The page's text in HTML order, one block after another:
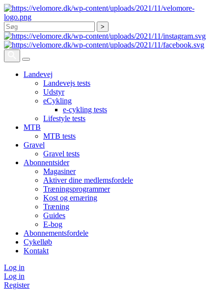
Søg
Landevej
Landevejs tests
Udstyr
eCykling
e-cykling tests
Lifestyle tests
MTB
MTB tests
Gravel
Gravel tests
Abonnentsider
Magasiner
Aktiver dine medlemsfordele
Træningsprogrammer
Kost og ernæring
Træning
Guides
E-bog
Abonnementsfordele
Cykelløb
Kontakt
Log in
Log in
Register